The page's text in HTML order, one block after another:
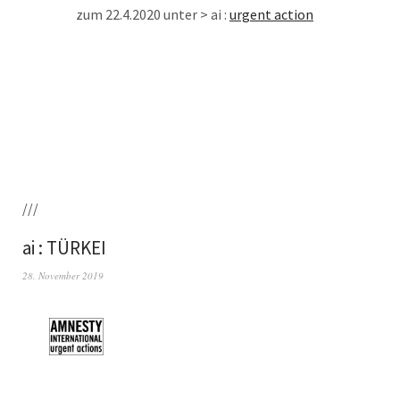
zum 22.4.2020 unter > ai : urgent action
///
ai : TÜRKEI
28. November 2019